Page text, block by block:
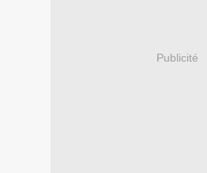
Publicité